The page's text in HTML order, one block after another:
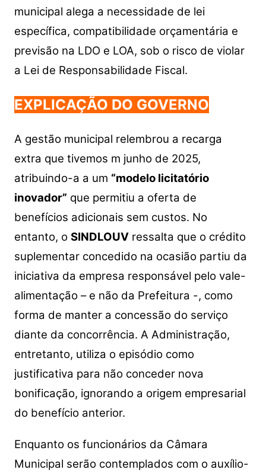
municipal alega a necessidade de lei
específica, compatibilidade orçamentária e
previsão na LDO e LOA, sob o risco de violar
a Lei de Responsabilidade Fiscal.
EXPLICAÇÃO DO GOVERNO
A gestão municipal relembrou a recarga
extra que tivemos m junho de 2025,
atribuindo-a a um “modelo licitatório
inovador” que permitiu a oferta de
benefícios adicionais sem custos. No
entanto, o SINDLOUVressalta que o crédito
suplementar concedido na ocasião partiu da
iniciativa da empresa responsável pelo vale-
alimentação – e não da Prefeitura -, como
forma de manter a concessão do serviço
diante da concorrência. A Administração,
entretanto, utiliza o episódio como
justificativa para não conceder nova
bonificação, ignorando a origem empresarial
do benefício anterior.
Enquanto os funcionários da Câmara
Municipal serão contemplados com o auxílio-